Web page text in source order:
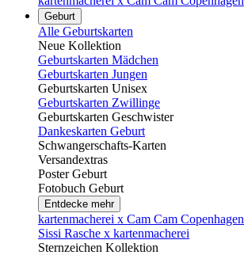
Geburt
Alle Geburtskarten
Neue Kollektion
Geburtskarten Mädchen
Geburtskarten Jungen
Geburtskarten Unisex
Geburtskarten Zwillinge
Geburtskarten Geschwister
Dankeskarten Geburt
Schwangerschafts-Karten
Versandextras
Poster Geburt
Fotobuch Geburt
Entdecke mehr
kartenmacherei x Cam Cam Copenhagen
Sissi Rasche x kartenmacherei
Sternzeichen Kollektion